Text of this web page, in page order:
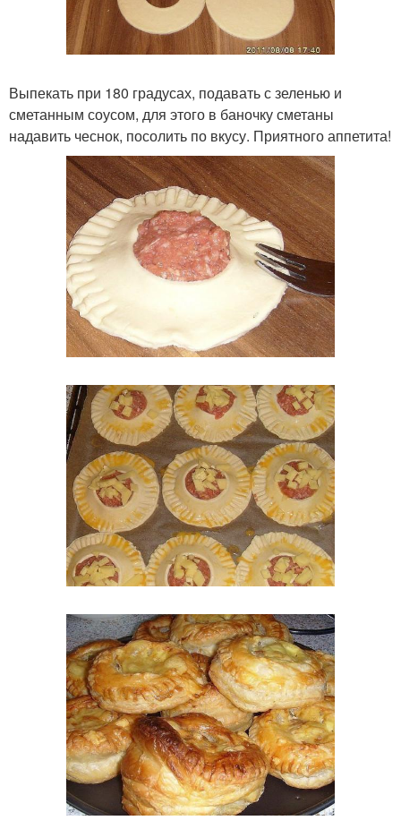
Выпекать при 180 градусах, подавать с зеленью и
сметанным соусом, для этого в баночку сметаны
надавить чеснок, посолить по вкусу. Приятного аппетита!